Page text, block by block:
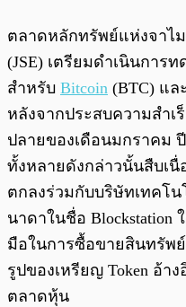
พร้อมเล่น
ตลาดหลักทรัพย์แห่งจาไมก้
(JSE) เตรียมดำเนินการ
สำหรับ Bitcoin (BTC) และ
หลังจากประสบความสำเ
ปลายของเดือนมกราคม
ทั้งหลายดังกล่าวนั้นสืบเ
ตกลงร่วมกับบริษัทเทคโ
นาดาในชื่อ Blockstation
มือในการซื้อขายสินทรัพ
รูปของเหรียญ Token อ้าง
ตลาดหุ้น